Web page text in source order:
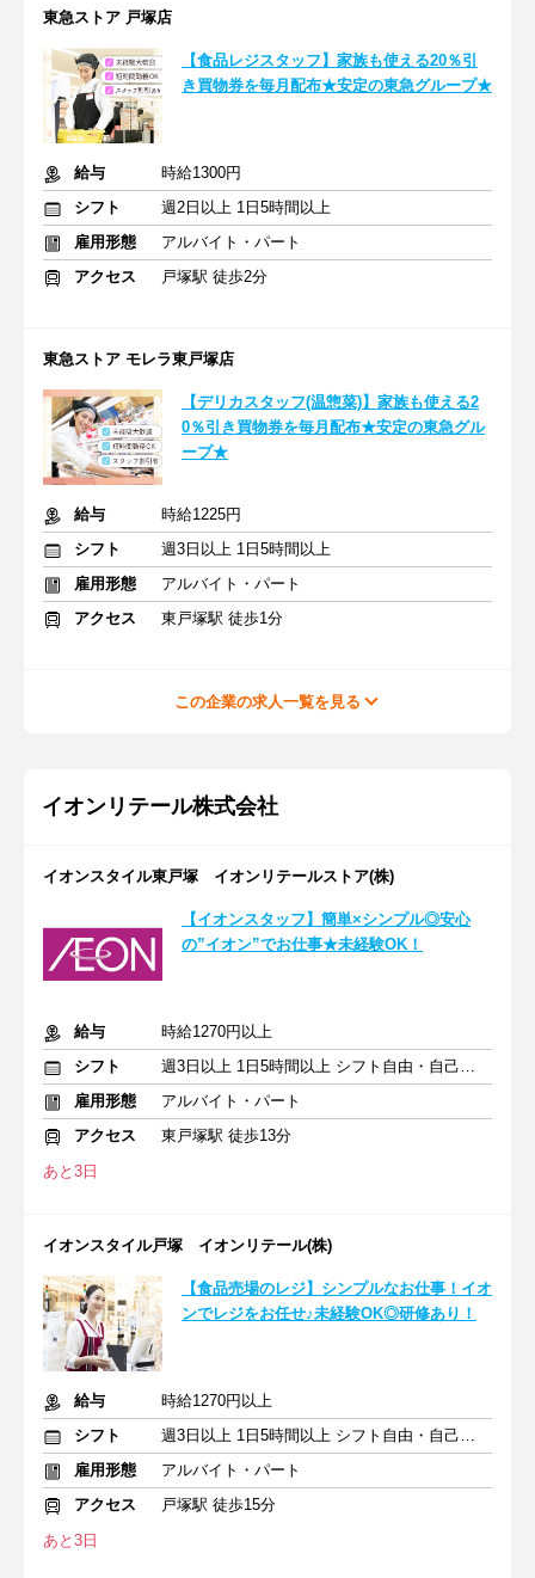
東急ストア 戸塚店
【食品レジスタッフ】家族も使える20％引
き買物券を毎月配布★安定の東急グループ★
給与
時給1300円
シフト
週2日以上 1日5時間以上
雇用形態
アルバイト・パート
アクセス
戸塚駅 徒歩2分
東急ストア モレラ東戸塚店
【デリカスタッフ(温惣菜)】家族も使える2
0％引き買物券を毎月配布★安定の東急グル
ープ★
給与
時給1225円
シフト
週3日以上 1日5時間以上
雇用形態
アルバイト・パート
アクセス
東戸塚駅 徒歩1分
この企業の求人一覧を見る
イオンリテール株式会社
イオンスタイル東戸塚 イオンリテールストア(株)
【イオンスタッフ】簡単×シンプル◎安心
の”イオン”でお仕事★未経験OK！
給与
時給1270円以上
シフト
週3日以上 1日5時間以上 シフト自由・自己申告
雇用形態
アルバイト・パート
アクセス
東戸塚駅 徒歩13分
あと3日
イオンスタイル戸塚 イオンリテール(株)
【食品売場のレジ】シンプルなお仕事！イオ
ンでレジをお任せ♪未経験OK◎研修あり！
給与
時給1270円以上
シフト
週3日以上 1日5時間以上 シフト自由・自己申告
雇用形態
アルバイト・パート
アクセス
戸塚駅 徒歩15分
あと3日